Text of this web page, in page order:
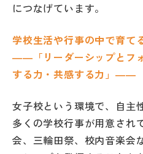
につなげています。
学校生活や行事の中で育て
――「リーダーシップとフ
する力・共感する力」――
女子校という環境で、自主
多くの学校行事が用意され
会、三輪田祭、校内音楽会